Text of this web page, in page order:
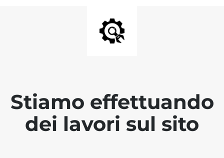
Stiamo effettuando
dei lavori sul sito